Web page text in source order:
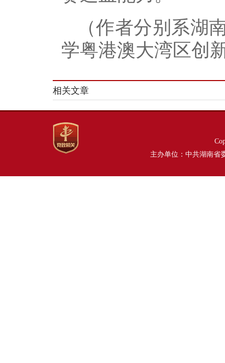
（作者分别系湖
学粤港澳大湾区创
相关文章
主办单位：中共湖南省